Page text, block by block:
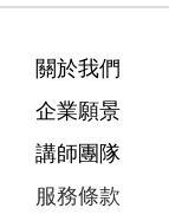
關於我們
企業願景
講師團隊
服務條款